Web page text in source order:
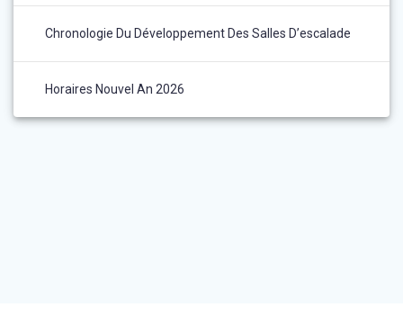
Chronologie Du Développement Des Salles D’escalade
Horaires Nouvel An 2026